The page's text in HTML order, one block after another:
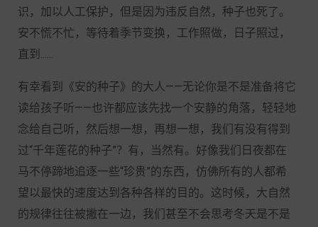
识，加以人工保护，但是因为违反自然，种子也死了。
安不慌不忙，等待着季节变换，工作照做，日子照过，
直到......
有幸看到《安的种子》的大人——无论你是不是准备将它
读给孩子听——也许都应该先找一个安静的角落，轻轻地
念给自己听，然后想一想，再想一想，我们有没有得到
过“千年莲花的种子”？有，当然有。好像我们日夜都在
马不停蹄地追逐一些“珍贵”的东西，仿佛所有的人都希
望以最快的速度达到各种各样的目的。这时候，大自然
的规律往往被撇在一边，我们甚至不会思考冬天是不是